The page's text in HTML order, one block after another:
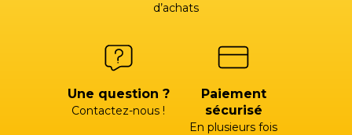
d’achats
Une question ?
Contactez-nous !
Paiement
sécurisé
En plusieurs fois